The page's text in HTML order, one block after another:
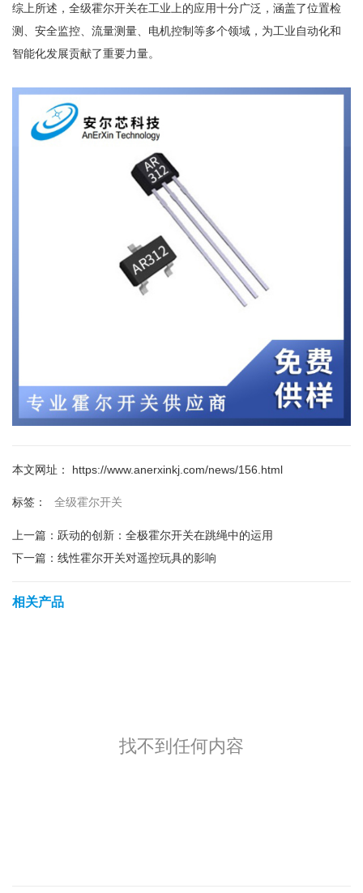
综上所述，全级霍尔开关在工业上的应用十分广泛，涵盖了位置检
测、安全监控、流量测量、电机控制等多个领域，为工业自动化和
智能化发展贡献了重要力量。
本文网址： https://www.anerxinkj.com/news/156.html
标签： 全级霍尔开关
上一篇： 跃动的创新：全极霍尔开关在跳绳中的运用
下一篇： 线性霍尔开关对遥控玩具的影响
相关产品
找不到任何内容